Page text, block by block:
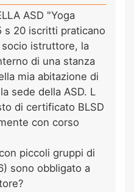
ASD "Yoga
s 20 iscritti praticano
istruttore, la
di una stanza
mia abitazione di
sede della ASD. L
di certificato BLSD
con corso
piccoli gruppi di
sono obbligato a